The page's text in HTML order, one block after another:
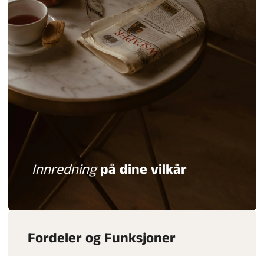
Innredningpå dine vilkår
Fordeler og Funksjoner